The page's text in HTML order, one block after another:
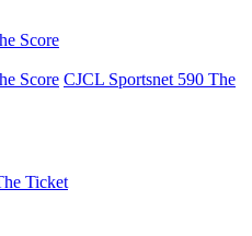
Score
Score CJCL Sportsnet 590 The
Ticket